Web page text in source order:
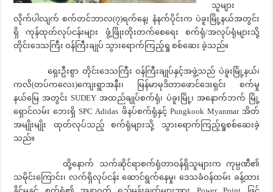
သူများ
လိုက်ပါလျက် စက်တင်ဘာလ(၇)ရက်နေ့၊ နံနက်ပိုင်းက ပဲခူးမြို့နယ်အတွင်း
ရှိ ကုန်ထုတ်လုပ်ငန်းများ ဖွံ့ဖြိုးတိုးတက်စေရေး စက်ရုံ/အလုပ်ရုံများသို့
တိုင်းဒေသကြီး ဝန်ကြီးချုပ် သွားရောက်ကြည့်ရှု စစ်ဆေး ခဲ့သည်။
ရှေးဦးစွာ တိုင်းဒေသကြီး ဝန်ကြီးချုပ်နှင့်အဖွဲ့သည် ပဲခူးမြို့နယ်၊
ကလိ(တပ်ကလေး)ကျေးရွာအနီး၊ မြန်မာမုဒိတာဖောင်ဒေးရှင်း စက်မှု
နယ်မြေ အတွင်း SUDEY အထည်ချုပ်စက်ရုံ၊ ပဲခူးမြို့၊ အနောက်ဘက် မြို့
ရှောင်လမ်း ဘေးရှိ SPC Adidas ဖိနပ်စက်ရုံနှင့် Pungkook Myanmar အိတ်
အမျိုးမျိုး ထုတ်လုပ်သည့် စက်ရုံများသို့ သွားရောက်ကြည့်ရှုစစ်ဆေးခဲ့
သည်။
ထို့နောက် သက်ဆိုင်ရာစက်ရုံတာဝန်ရှိသူများက ကုမ္ပဏီ၏
သမိုင်းကြောင်း၊ လက်ရှိလုပ်ငန်း ဆောင်ရွက်နေမှု၊ ဒေသခံဝန်ထမ်း ခန့်ထား